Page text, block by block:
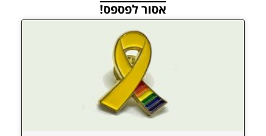
אסור לפספס!